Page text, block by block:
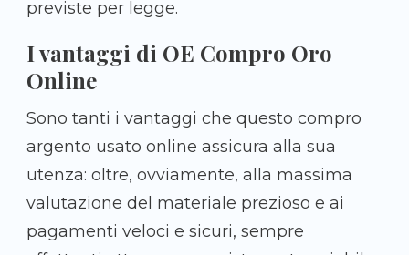
previste per legge.
I vantaggi di OE Compro Oro
Online
Sono tanti i vantaggi che questo compro
argento usato online assicura alla sua
utenza: oltre, ovviamente, alla massima
valutazione del materiale prezioso e ai
pagamenti veloci e sicuri, sempre